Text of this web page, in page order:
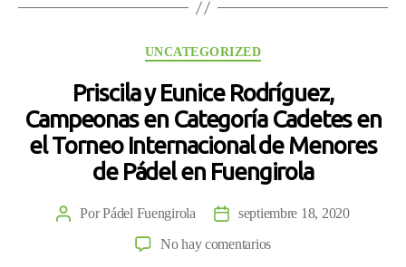
Categorías
UNCATEGORIZED
Priscila y Eunice Rodríguez,
Campeonas en Categoría Cadetes en
el Torneo Internacional de Menores
de Pádel en Fuengirola
Autor
PorPádel Fuengirola
Fechaseptiembre 18, 2020
No hay comentariosen